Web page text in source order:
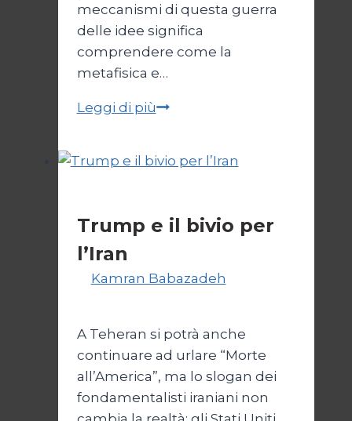
meccanismi di questa guerra
delle idee significa
comprendere come la
metafisica e…
Leggi di piùAutopsia
Conflitto:
giustificazione
Trump e il bivio per
l’Iran
Kamran Babazadeh
A Teheran si potrà anche
continuare ad urlare “Morte
all’America”, ma lo slogan dei
fondamentalisti iraniani non